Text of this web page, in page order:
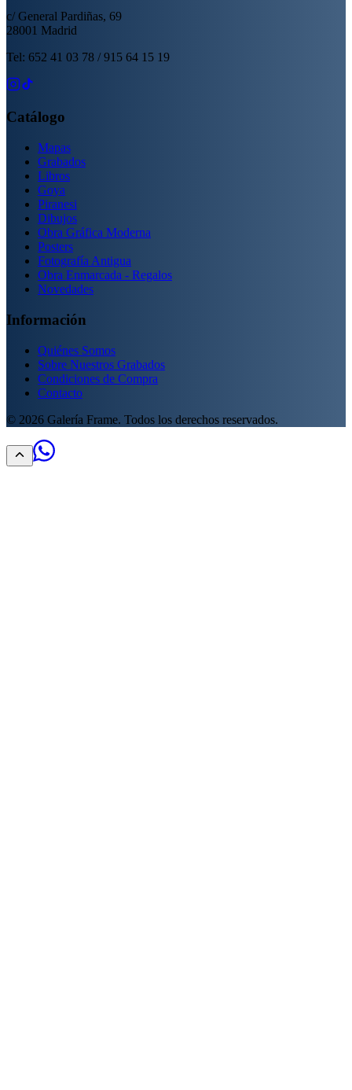
c/ General Pardiñas, 69
28001 Madrid
Tel: 652 41 03 78 / 915 64 15 19
Catálogo
Mapas
Grabados
Libros
Goya
Piranesi
Dibujos
Obra Gráfica Moderna
Posters
Fotografía Antigua
Obra Enmarcada - Regalos
Novedades
Información
Quiénes Somos
Sobre Nuestros Grabados
Condiciones de Compra
Contacto
© 2026 Galería Frame. Todos los derechos reservados.